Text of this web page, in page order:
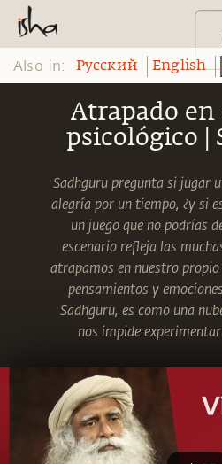
Also in: Pусский English
Atrapado en
psicológico |
Sadhguru pregunta si jugar
alegría por un tiempo, ¿y si
un juego que no podrías
escenario refleja las
atrapamos en nuestro
pensamientos y
Sadhguru, es como una
nos impide